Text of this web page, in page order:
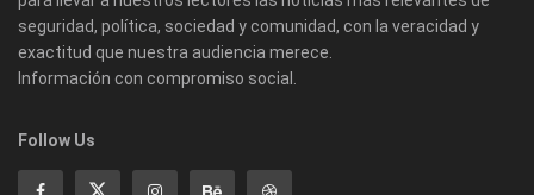
seguridad, política, sociedad y comunidad, con la veracidad y
exactitud que nuestra audiencia merece.
Información con compromiso social.
Follow Us